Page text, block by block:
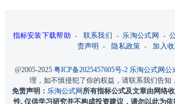
指标安装下载帮助 - 联系我们 - 乐淘公式网 -
责声明
- 隐私政策 -加入
@2005-2025 粤ICP备2025457605号-2 乐淘公式网公
理，如不慎侵犯了你的权益，请联系我们告知
免责声明： 乐淘公式网 所有指标公式及文章由网络
性, 仅供学习研究并不构成投资建议，请勿以此为依